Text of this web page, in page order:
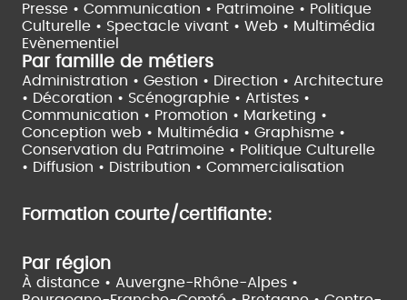
Presse • Communication • Patrimoine • Politique
Culturelle • Spectacle vivant • Web • Multimédia
Evènementiel
Par famille de métiers
Administration • Gestion • Direction • Architecture
• Décoration • Scénographie • Artistes •
Communication • Promotion • Marketing •
Conception web • Multimédia • Graphisme •
Conservation du Patrimoine • Politique Culturelle
• Diffusion • Distribution • Commercialisation
Formation courte/certifiante:
Par région
À distance • Auvergne-Rhône-Alpes •